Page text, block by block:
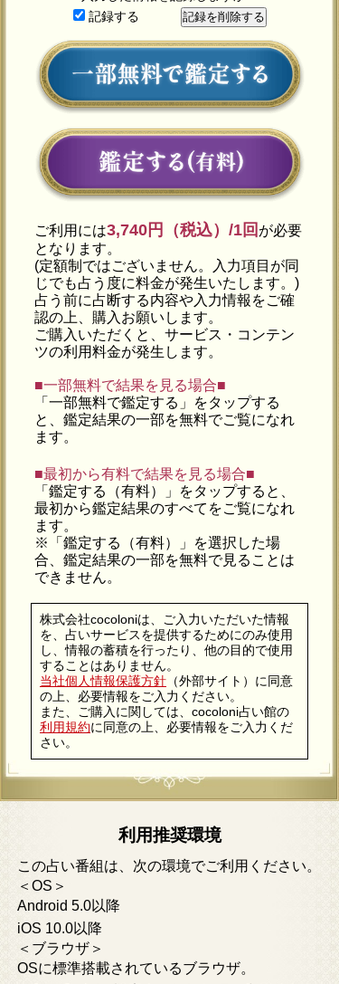
記録する
ご利用には3,740円（税込）/1回 が必要
となります。
(定額制ではございません。入力項目が同
じでも占う度に料金が発生いたします。)
占う前に占断する内容や入力情報をご確
認の上、購入お願いします。
ご購入いただくと、サービス・コンテン
ツの利用料金が発生します。
■一部無料で結果を見る場合■
「一部無料で鑑定する」をタップする
と、鑑定結果の一部を無料でご覧になれ
ます。
■最初から有料で結果を見る場合■
「鑑定する（有料）」をタップすると、
最初から鑑定結果のすべてをご覧になれ
ます。
※「鑑定する（有料）」を選択した場
合、鑑定結果の一部を無料で見ることは
できません。
株式会社cocoloniは、ご入力いただいた情報
を、占いサービスを提供するためにのみ使用
し、情報の蓄積を行ったり、他の目的で使用
することはありません。
当社個人情報保護方針（外部サイト）に同意
の上、必要情報をご入力ください。
また、ご購入に関しては、cocoloni占い館の
利用規約に同意の上、必要情報をご入力くだ
さい。
利用推奨環境
この占い番組は、次の環境でご利用ください。
＜OS＞
Android 5.0以降
iOS 10.0以降
＜ブラウザ＞
OSに標準搭載されているブラウザ。